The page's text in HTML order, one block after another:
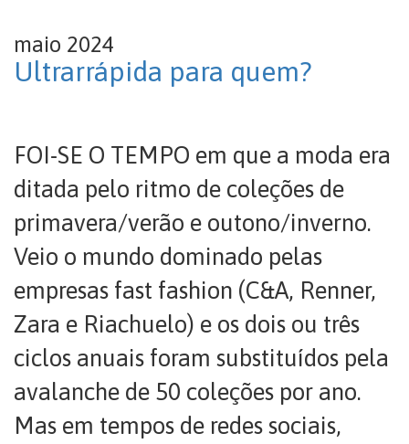
maio 2024
Ultrarrápida para quem?
FOI-SE O TEMPO em que a moda era
ditada pelo ritmo de coleções de
primavera/verão e outono/inverno.
Veio o mundo dominado pelas
empresas fast fashion (C&A, Renner,
Zara e Riachuelo) e os dois ou três
ciclos anuais foram substituídos pela
avalanche de 50 coleções por ano.
Mas em tempos de redes sociais,